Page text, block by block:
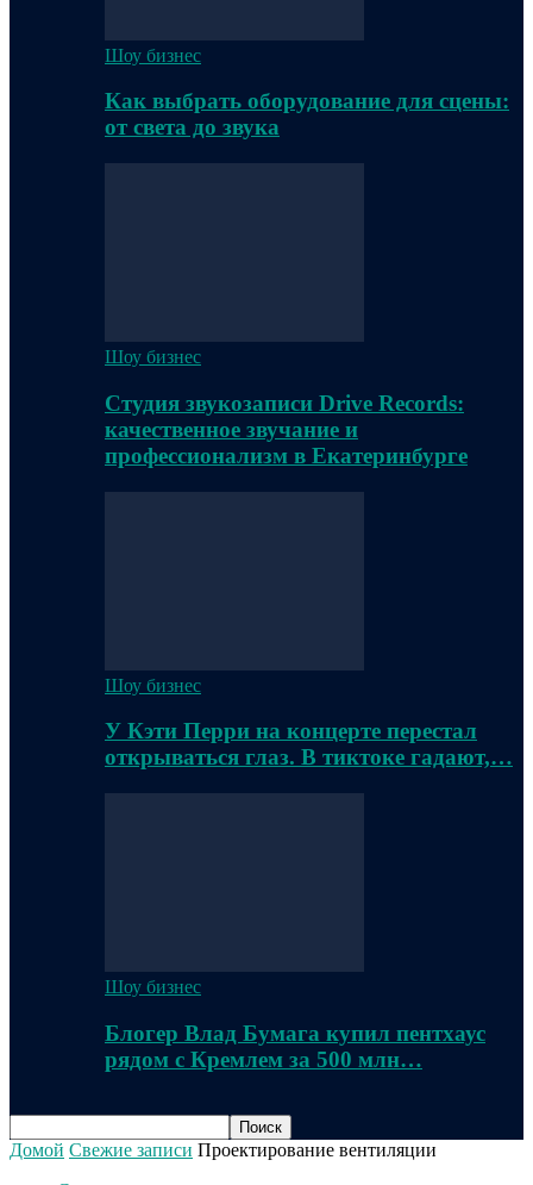
Шоу бизнес
Как выбрать оборудование для сцены:
от света до звука
Шоу бизнес
Студия звукозаписи Drive Records:
качественное звучание и
профессионализм в Екатеринбурге
Шоу бизнес
У Кэти Перри на концерте перестал
открываться глаз. В тиктоке гадают,…
Шоу бизнес
Блогер Влад Бумага купил пентхаус
рядом с Кремлем за 500 млн…
Домой Свежие записи Проектирование вентиляции